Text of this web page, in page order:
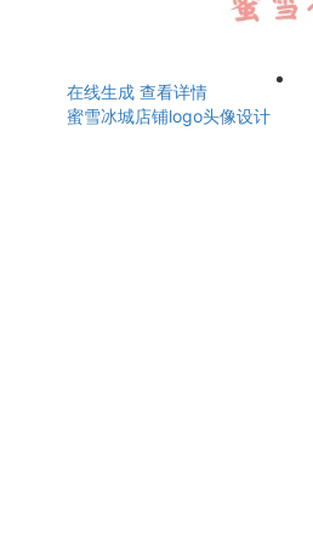
在线生成 查看详情
蜜雪冰城店铺logo头像设计